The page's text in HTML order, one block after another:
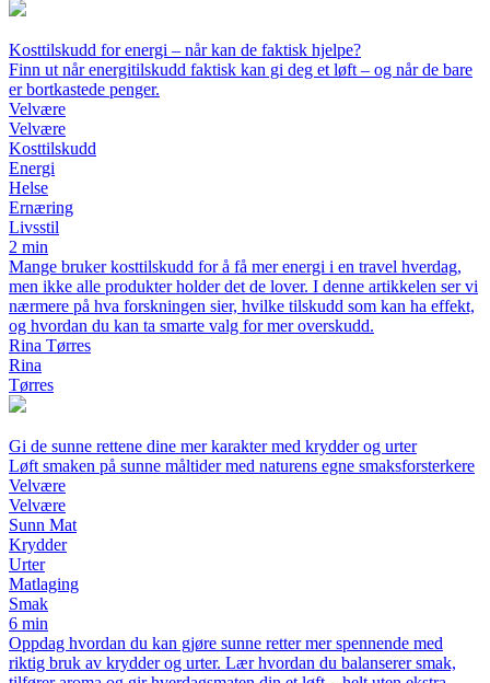
Kosttilskudd for energi – når kan de faktisk hjelpe?
Finn ut når energitilskudd faktisk kan gi deg et løft – og når de bare
er bortkastede penger.
Velvære
Velvære
Kosttilskudd
Energi
Helse
Ernæring
Livsstil
2 min
Mange bruker kosttilskudd for å få mer energi i en travel hverdag,
men ikke alle produkter holder det de lover. I denne artikkelen ser vi
nærmere på hva forskningen sier, hvilke tilskudd som kan ha effekt,
og hvordan du kan ta smarte valg for mer overskudd.
Rina Tørres
Rina
Tørres
Gi de sunne rettene dine mer karakter med krydder og urter
Løft smaken på sunne måltider med naturens egne smaksforsterkere
Velvære
Velvære
Sunn Mat
Krydder
Urter
Matlaging
Smak
6 min
Oppdag hvordan du kan gjøre sunne retter mer spennende med
riktig bruk av krydder og urter. Lær hvordan du balanserer smak,